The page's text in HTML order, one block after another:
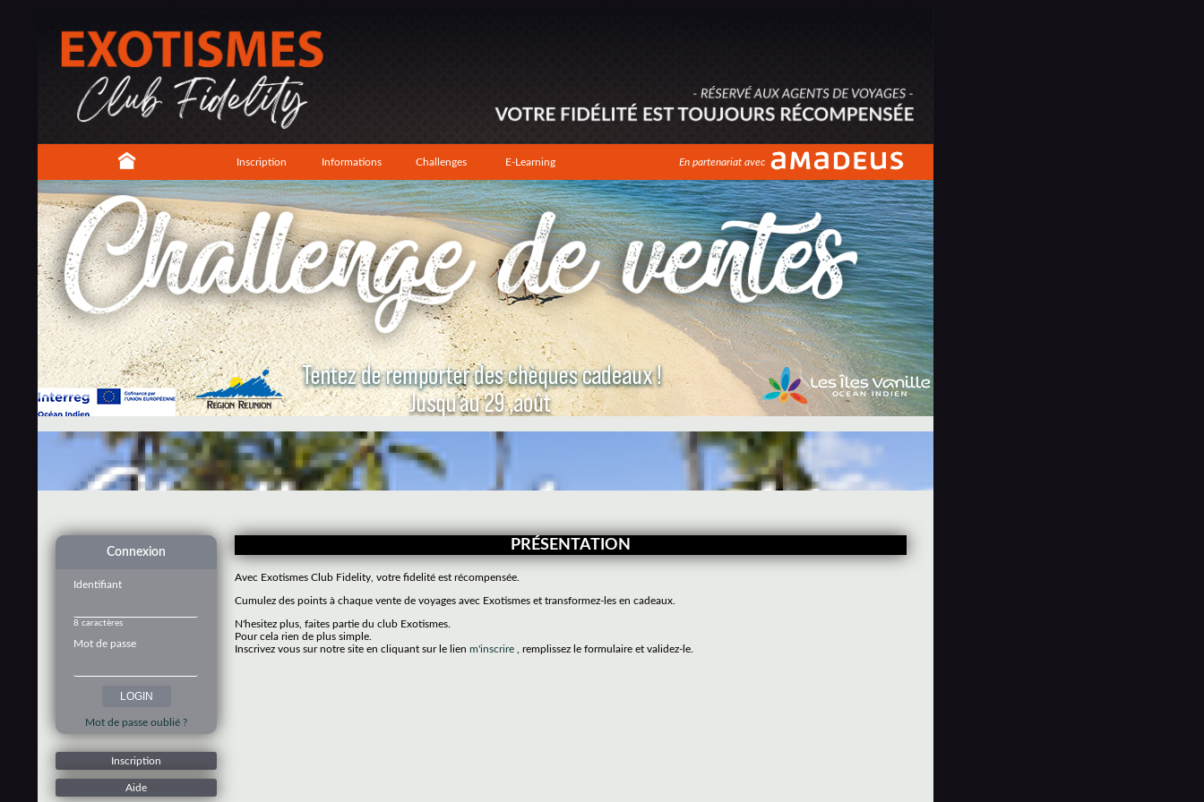
Inscription Informations Challenges E-Learning En partenariat avec
Connexion
Identifiant
8 caractères
Mot de passe
Mot de passe oublié ?
Inscription
Aide
PRÉSENTATION
Avec Exotismes Club Fidelity, votre fidelité est récompensée.
Cumulez des points à chaque vente de voyages avec Exotismes et transformez-les en cadeaux.
N'hesitez plus, faites partie du club Exotismes.
Pour cela rien de plus simple.
Inscrivez vous sur notre site en cliquant sur le lien m'inscrire , remplissez le formulaire et validez-le.